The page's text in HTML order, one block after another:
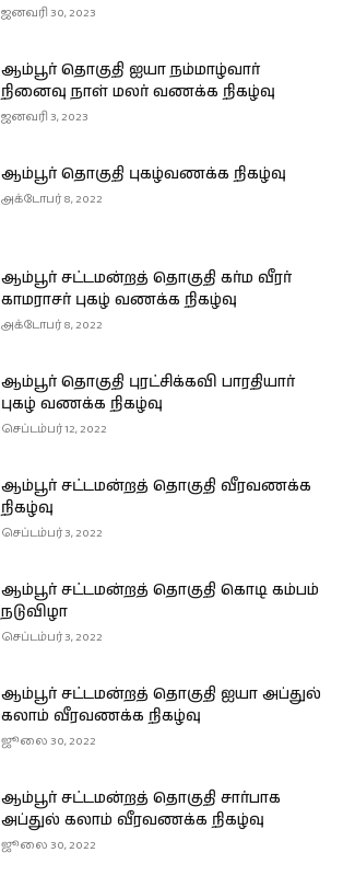
ஜனவரி 30, 2023
ஆம்பூர் தொகுதி ஐயா நம்மாழ்வார்
நினைவு நாள் மலர் வணக்க நிகழ்வு
ஜனவரி 3, 2023
ஆம்பூர் தொகுதி புகழ்வணக்க நிகழ்வு
அக்டோபர் 8, 2022
ஆம்பூர் சட்டமன்றத் தொகுதி கர்ம வீரர்
காமராசர் புகழ் வணக்க நிகழ்வு
அக்டோபர் 8, 2022
ஆம்பூர் தொகுதி புரட்சிக்கவி பாரதியார்
புகழ் வணக்க நிகழ்வு
செப்டம்பர் 12, 2022
ஆம்பூர் சட்டமன்றத் தொகுதி வீரவணக்க
நிகழ்வு
செப்டம்பர் 3, 2022
ஆம்பூர் சட்டமன்றத் தொகுதி கொடி கம்பம்
நடுவிழா
செப்டம்பர் 3, 2022
ஆம்பூர் சட்டமன்றத் தொகுதி ஐயா அப்துல்
கலாம் வீரவணக்க நிகழ்வு
ஜூலை 30, 2022
ஆம்பூர் சட்டமன்றத் தொகுதி சார்பாக
அப்துல் கலாம் வீரவணக்க நிகழ்வு
ஜூலை 30, 2022